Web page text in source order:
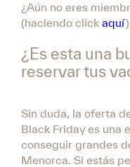
¿Aún no eres
(haciendo click aquí
¿Es esta una
reservar tus
Sin duda, la oferta
Black Friday es una
conseguir grandes
Menorca. Si estás